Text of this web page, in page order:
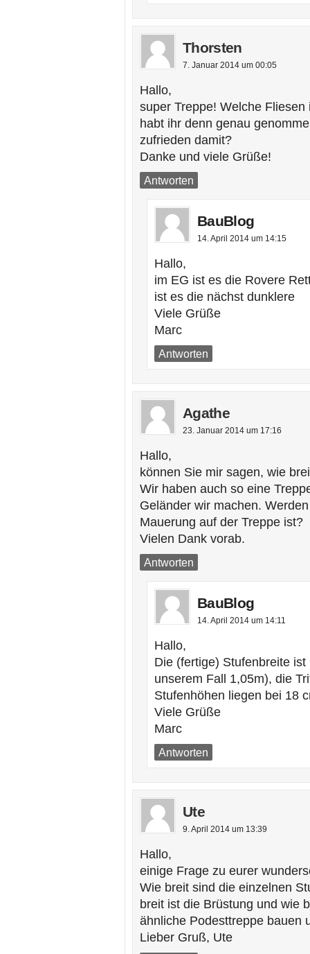
Thorsten
7. Januar 2014 um 00:05
Hallo,
super Treppe! Welche
habt ihr denn genau
zufrieden damit?
Danke und viele Grüße!
Antworten
BauBlog
14. April 2014 um 14:15
Hallo,
im EG ist es die Rovere
ist es die nächst dunklere
Viele Grüße
Marc
Antworten
Agathe
23. Januar 2014 um 17:16
Hallo,
können Sie mir sagen, wie
Wir haben auch so eine
Geländer wir machen.
Mauerung auf der Treppe ist?
Vielen Dank vorab.
Antworten
BauBlog
14. April 2014 um 14:11
Hallo,
Die (fertige) Stufenbreite
unserem Fall 1,05m), die
Stufenhöhen liegen bei 18
Viele Grüße
Marc
Antworten
Ute
9. April 2014 um 13:39
Hallo,
einige Frage zu eurer
Wie breit sind die einzelnen
breit ist die Brüstung und wie
ähnliche Podesttreppe
Lieber Gruß, Ute